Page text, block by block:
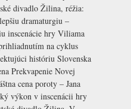
divadlo Žilina, réžia:
dramaturgiu –
inscenácie hry Viliama
na cyklus
históriu Slovenska
Prekvapenie Novej
cena poroty – Jana
výkon v inscenácii hry